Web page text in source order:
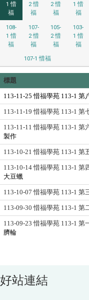
1 惜
福
2 惜
福
2 惜
福
1 惜
福
108-
1 惜
福
107-
2 惜
福
105-
2 惜
福
103-
1 惜
福
107-1 惜福
標題
113-11-25 惜福學苑 113-1 第
113-11-19 惜福學苑 113-1 第
113-11-11 惜福學苑 113-1 第
製作
113-10-21 惜福學苑 113-1 第
113-10-14 惜福學苑 113-1 第
大豆蠟
113-10-07 惜福學苑 113-1 第
113-09-30 惜福學苑 113-1 第
113-09-23 惜福學苑 113-1 第
臍輪
好站連結